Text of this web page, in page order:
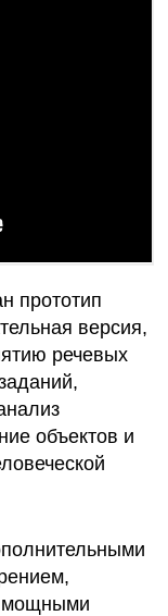
прототип
версия,
речевых
объектов и
мощными